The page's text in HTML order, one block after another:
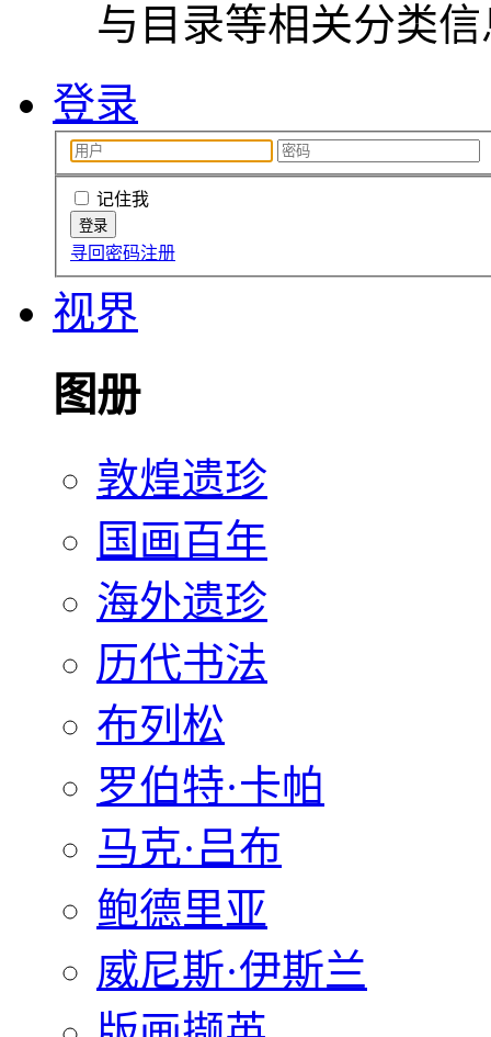
与目录等相关分类
登录
记住我
寻回密码注册
视界
图册
敦煌遗珍
国画百年
海外遗珍
历代书法
布列松
罗伯特·卡帕
马克·吕布
鲍德里亚
威尼斯·伊斯兰